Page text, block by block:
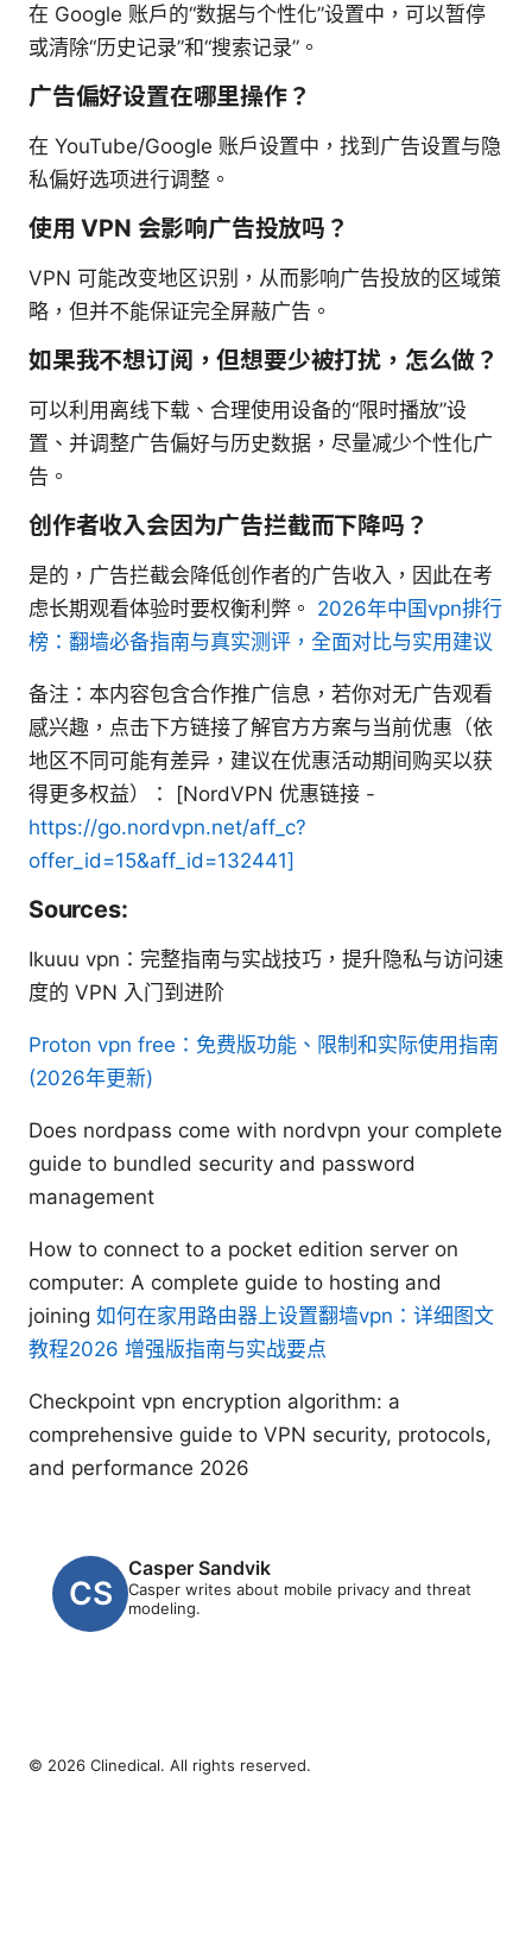
在 Google 账户的“数据与个性化”设置中，可以暂停
或清除“历史记录”和“搜索记录”。
广告偏好设置在哪里操作？
在 YouTube/Google 账户设置中，找到广告设置与隐
私偏好选项进行调整。
使用 VPN 会影响广告投放吗？
VPN 可能改变地区识别，从而影响广告投放的区域策
略，但并不能保证完全屏蔽广告。
如果我不想订阅，但想要少被打扰，怎么做？
可以利用离线下载、合理使用设备的“限时播放”设
置、并调整广告偏好与历史数据，尽量减少个性化广
告。
创作者收入会因为广告拦截而下降吗？
是的，广告拦截会降低创作者的广告收入，因此在考
虑长期观看体验时要权衡利弊。 2026年中国vpn排行
榜：翻墙必备指南与真实测评，全面对比与实用建议
备注：本内容包含合作推广信息，若你对无广告观看
感兴趣，点击下方链接了解官方方案与当前优惠（依
地区不同可能有差异，建议在优惠活动期间购买以获
得更多权益）： [NordVPN 优惠链接 -
https://go.nordvpn.net/aff_c?
offer_id=15&aff_id=132441]
Sources:
Ikuuu vpn：完整指南与实战技巧，提升隐私与访问速
度的 VPN 入门到进阶
Proton vpn free：免费版功能、限制和实际使用指南
(2026年更新)
Does nordpass come with nordvpn your complete
guide to bundled security and password
management
How to connect to a pocket edition server on
computer: A complete guide to hosting and
joining 如何在家用路由器上设置翻墙vpn：详细图文
教程2026 增强版指南与实战要点
Checkpoint vpn encryption algorithm: a
comprehensive guide to VPN security, protocols,
and performance 2026
Casper Sandvik
Casper writes about mobile privacy and threat
modeling.
© 2026 Clinedical. All rights reserved.